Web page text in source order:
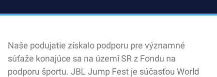
Naše podujatie získalo podporu pre významné
súťaže konajúce sa na území SR z Fondu na
podporu športu. JBL Jump Fest je súčasťou World